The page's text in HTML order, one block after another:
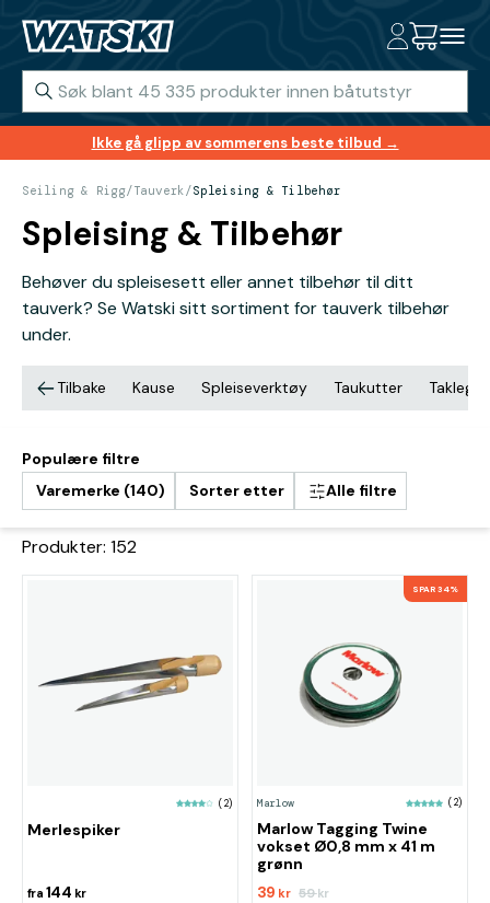
Ikke gå glipp av sommerens beste tilbud →
Seiling & Rigg/Tauverk/Spleising & Tilbehør
Spleising & Tilbehør
Behøver du spleisesett eller annet tilbehør til ditt
tauverk? Se Watski sitt sortiment for tauverk tilbehør
under.
Tilbake Kause Spleiseverktøy Taukutter
Populære filtre
Varemerke (140)
Sorter etter Alle filtre
Produkter: 152
(2)
Merlespiker
fra 144 kr
SPAR 34%
Marlow (2)
Marlow Tagging Twine
vokset Ø0,8 mm x 41 m
grønn
39 kr 59kr